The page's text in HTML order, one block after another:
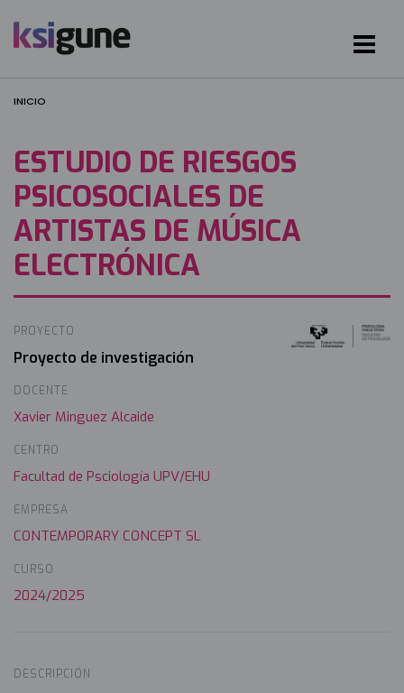
INICIO
ESTUDIO DE RIESGOS
PSICOSOCIALES DE
ARTISTAS DE MÚSICA
ELECTRÓNICA
PROYECTO
Proyecto de investigación
DOCENTE
Xavier Minguez Alcaide
CENTRO
Facultad de Psciología UPV/EHU
EMPRESA
CONTEMPORARY CONCEPT SL
CURSO
2024/2025
Irudia
DESCRIPCIÓN